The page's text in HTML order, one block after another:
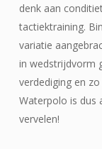
denk aan
tactiektraining.
variatie
in wedstrijdvorm
verdediging en
Waterpolo is dus
vervelen!